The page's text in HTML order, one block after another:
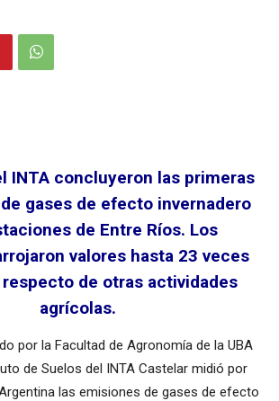
INTA concluyeron las primeras
gases de efecto invernadero
de Entre Ríos. Los
valores hasta 23 veces
de otras actividades
agrícolas.
por la Facultad de Agronomía de la UBA
de Suelos del INTA Castelar midió por
las emisiones de gases de efecto